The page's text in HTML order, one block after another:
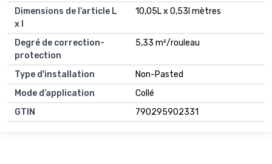
Dimensions de l’article L
x l
10,05L x 0,53l mètres
Degré de correction-
protection
5,33 m²/rouleau
Type d'installation
Non-Pasted
Mode d’application
Collé
GTIN
790295902331